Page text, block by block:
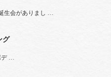
生会がありまし …
グ
…